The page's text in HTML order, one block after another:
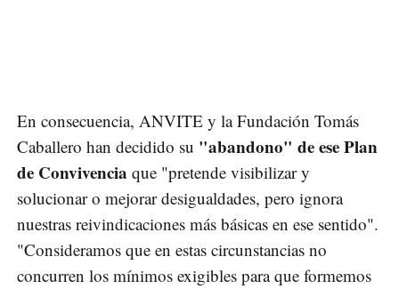
En consecuencia, ANVITE y la Fundación Tomás
Caballero han decidido su "abandono" de ese Plan
de Convivencia que "pretende visibilizar y
solucionar o mejorar desigualdades, pero ignora
nuestras reivindicaciones más básicas en ese sentido".
"Consideramos que en estas circunstancias no
concurren los mínimos exigibles para que formemos